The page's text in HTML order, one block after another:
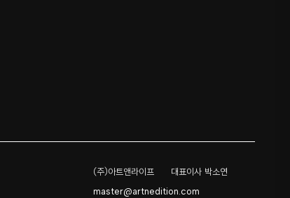
(주)아트앤라이프
대표이사 박소연
master@artnedition.com